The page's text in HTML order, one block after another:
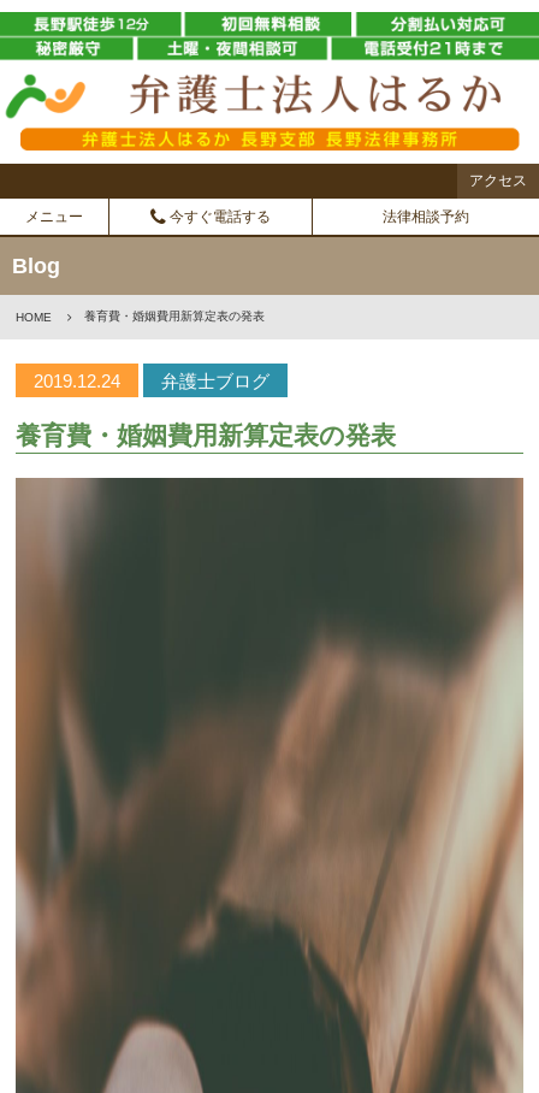
アクセス
メニュー 今すぐ電話する 法律相談予約
Blog
HOME 養育費・婚姻費用新算定表の発表
2019.12.24 弁護士ブログ
養育費・婚姻費用新算定表の発表